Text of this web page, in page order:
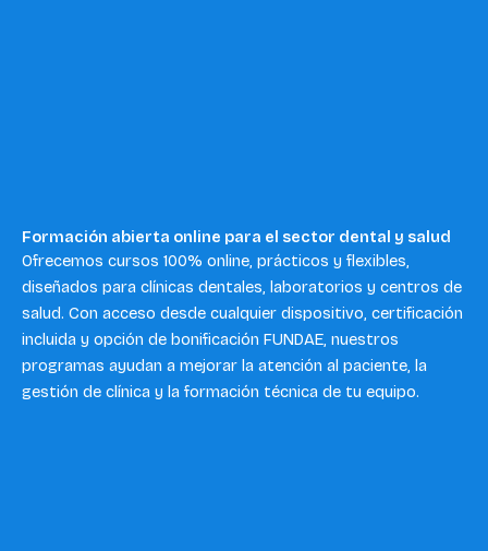
Formación abierta online para el sector dental y salud
Ofrecemos cursos 100% online, prácticos y flexibles,
diseñados para clínicas dentales, laboratorios y centros de
salud. Con acceso desde cualquier dispositivo, certificación
incluida y opción de bonificación FUNDAE, nuestros
programas ayudan a mejorar la atención al paciente, la
gestión de clínica y la formación técnica de tu equipo.